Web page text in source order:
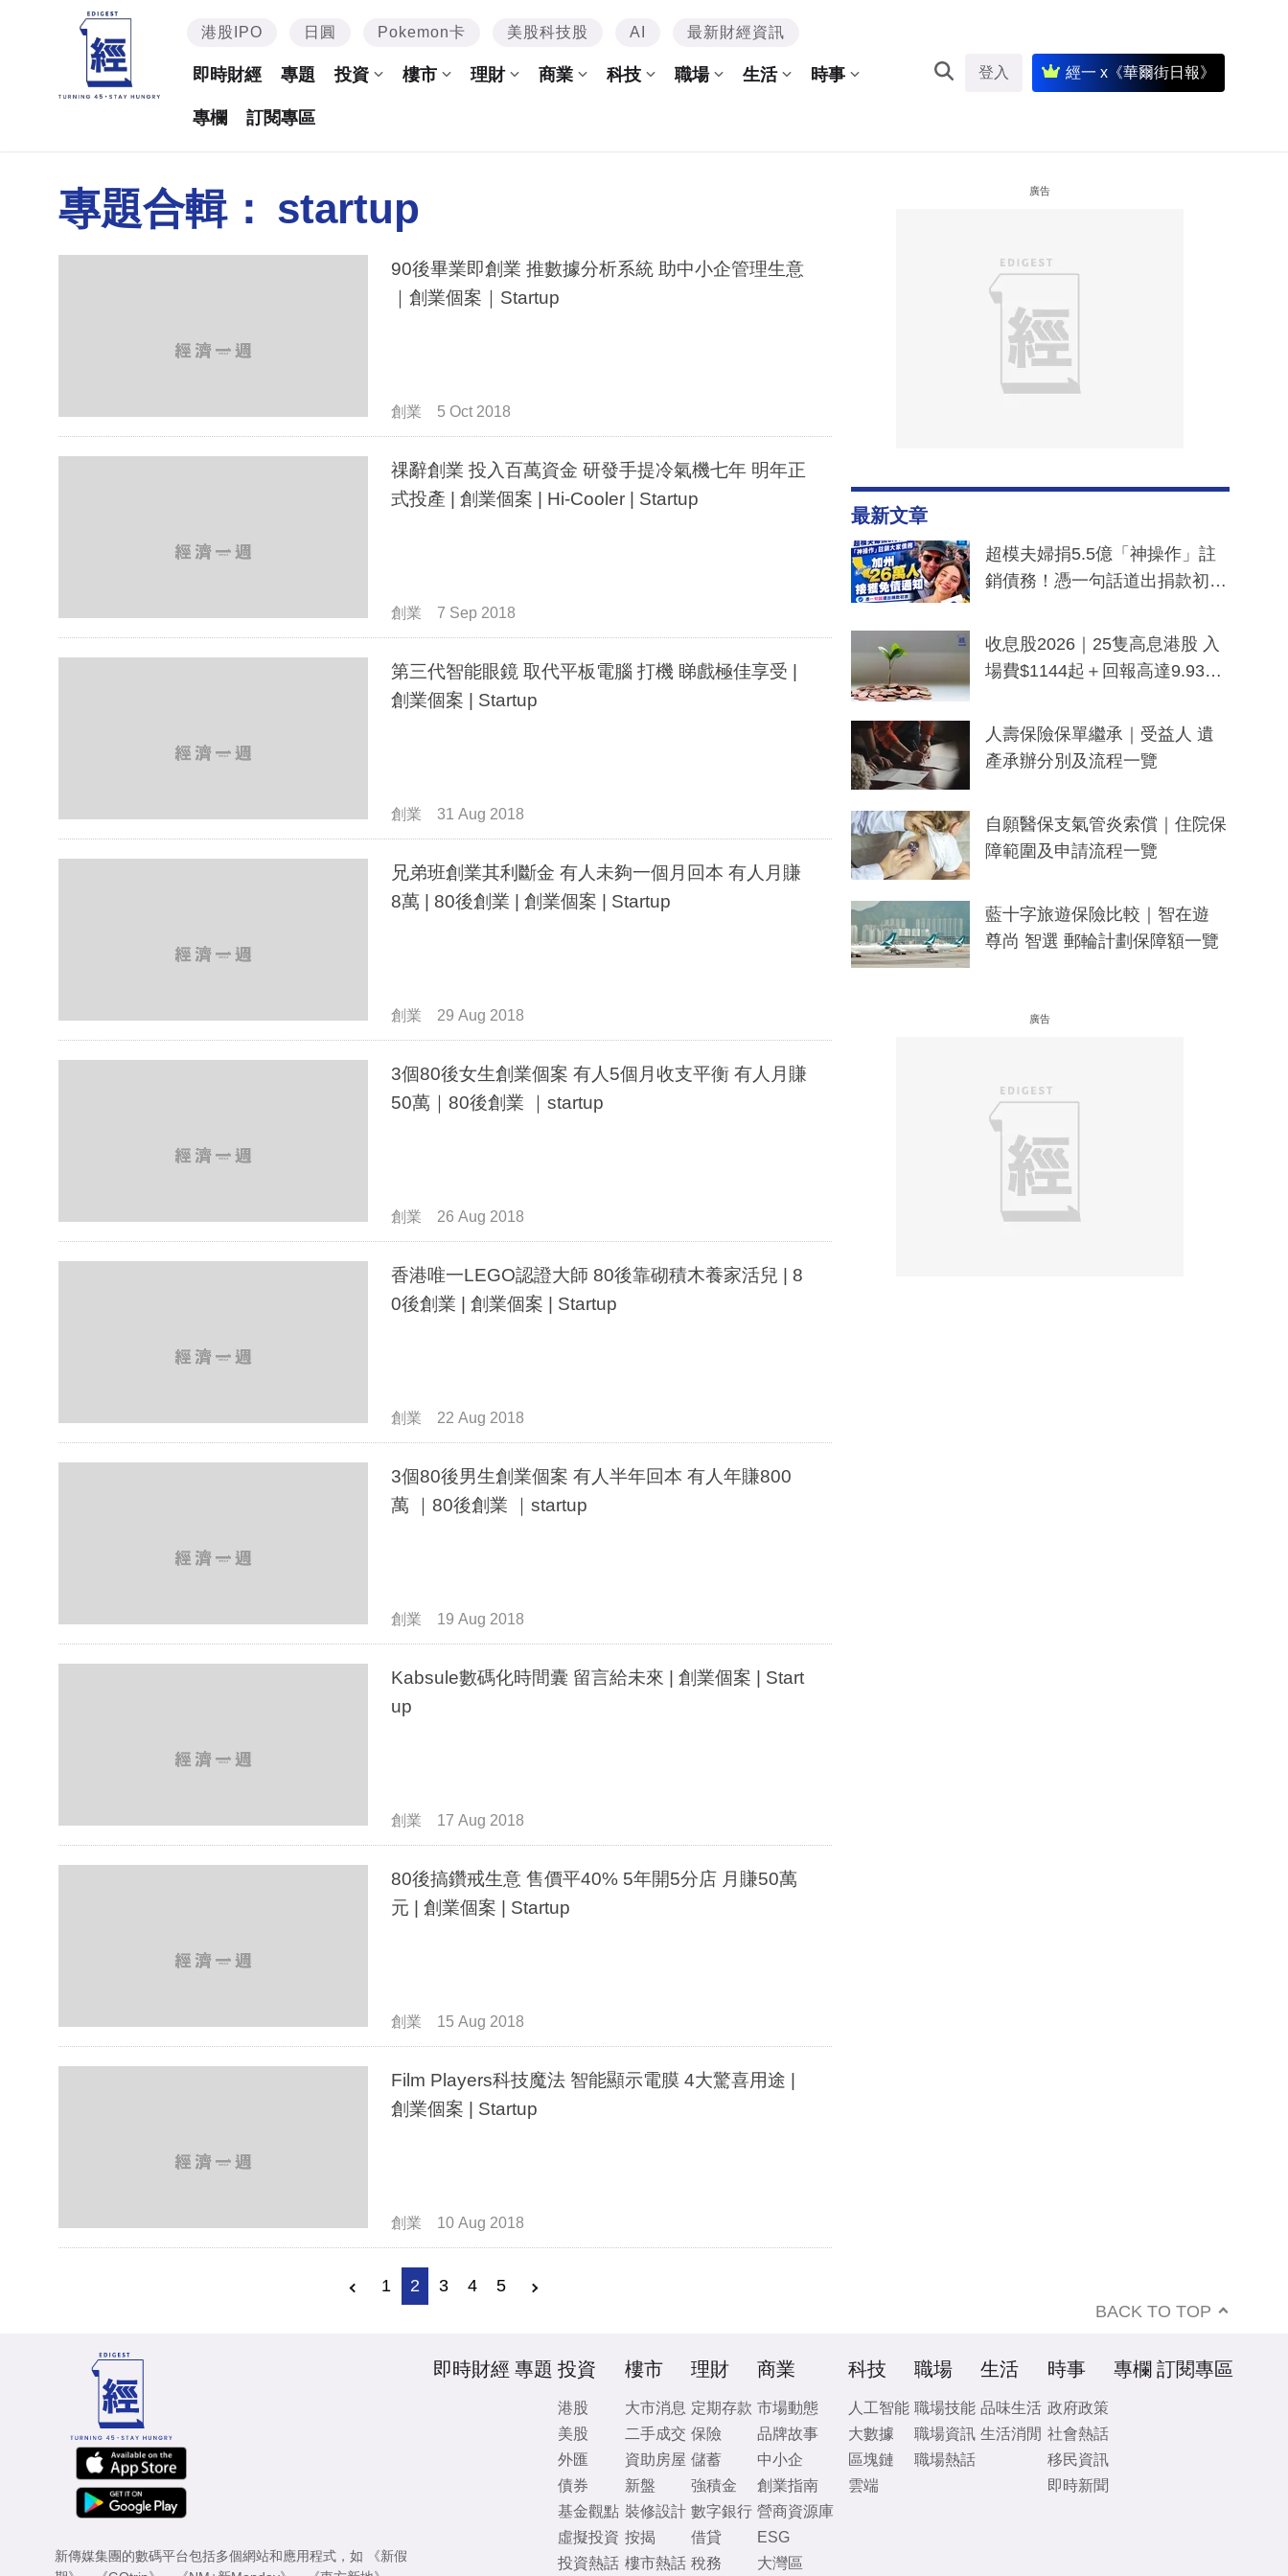
港股IPO 日圓 Pokemon卡 美股科技股 AI 最新財經資訊
即時財經 專題 投資 樓市 理財 商業 科技 職場 生活 時事
專欄 訂閱專區
登入 經一 x《華爾街日報》
專題合輯： startup
90後畢業即創業 推數據分析系統 助中小企管理生意
｜創業個案｜Startup
創業 5 Oct 2018
祼辭創業 投入百萬資金 研發手提冷氣機七年 明年正
式投產 | 創業個案 | Hi-Cooler | Startup
創業 7 Sep 2018
第三代智能眼鏡 取代平板電腦 打機 睇戲極佳享受 |
創業個案 | Startup
創業 31 Aug 2018
兄弟班創業其利斷金 有人未夠一個月回本 有人月賺
8萬 | 80後創業 | 創業個案 | Startup
創業 29 Aug 2018
3個80後女生創業個案 有人5個月收支平衡 有人月賺
50萬｜80後創業 ｜startup
創業 26 Aug 2018
香港唯一LEGO認證大師 80後靠砌積木養家活兒 | 8
0後創業 | 創業個案 | Startup
創業 22 Aug 2018
3個80後男生創業個案 有人半年回本 有人年賺800
萬 ｜80後創業 ｜startup
創業 19 Aug 2018
Kabsule數碼化時間囊 留言給未來 | 創業個案 | Start
up
創業 17 Aug 2018
80後搞鑽戒生意 售價平40% 5年開5分店 月賺50萬
元 | 創業個案 | Startup
創業 15 Aug 2018
Film Players科技魔法 智能顯示電膜 4大驚喜用途 |
創業個案 | Startup
創業 10 Aug 2018
1 2 3 4 5
廣告
最新文章
超模夫婦捐5.5億「神操作」註
銷債務！憑一句話道出捐款初
一度被誤當詐騙手段
收息股2026｜25隻高息港股 入
場費$1144起＋回報高達9.93
人壽保險保單繼承｜受益人 遺
產承辦分別及流程一覽
自願醫保支氣管炎索償｜住院保
障範圍及申請流程一覽
藍十字旅遊保險比較｜智在遊
尊尚 智選 郵輪計劃保障額一覽
廣告
BACK TO TOP
新傳媒集團的數碼平台包括多個網站和應用程式，如
《新假
即時財經 專題 投資
港股
美股
外匯
債券
基金觀點
虛擬投資
投資熱話
樓市
大市消息
二手成交
資助房屋
新盤
裝修設計
按揭
樓市熱話
理財
定期存款
保險
儲蓄
強積金
數字銀行
借貸
稅務
商業
市場動態
品牌故事
中小企
創業指南
營商資源庫
ESG
大灣區
科技
人工智能
大數據
區塊鏈
雲端
職場
職場技能
職場資訊
職場熱話
生活
品味生活
生活消閒
時事
政府政策
社會熱話
移民資訊
即時新聞
專欄 訂閱專區